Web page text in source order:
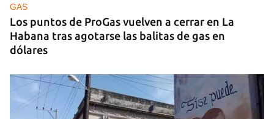
GAS
Los puntos de ProGas vuelven a cerrar en La
Habana tras agotarse las balitas de gas en
dólares